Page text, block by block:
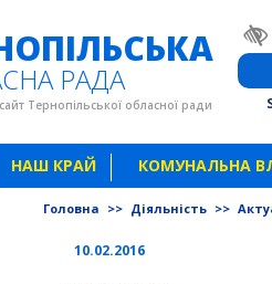
РАДА
Тернопільської обласної ради
НАШ КРАЙ КОМУНАЛЬНА
Головна >> Діяльність >>
10.02.2016